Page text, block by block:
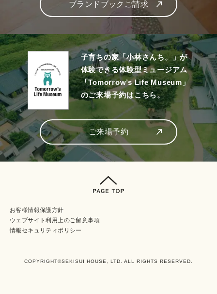
ブランドブックご請求
子育ちの家「小林さんち。」が
体験できる体験型ミュージアム
「Tomorrow’s Life Museum」
のご来場予約はこちら。
ご来場予約
お客様情報保護方針
ウェブサイト利⽤上のご留意事項
情報セキュリティポリシー
COPYRIGHT©SEKISUI HOUSE, LTD. ALL RIGHTS RESERVED.